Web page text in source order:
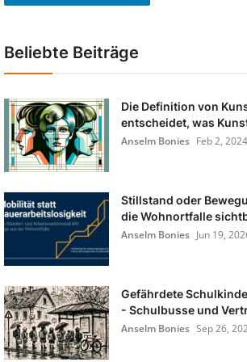
Beliebte Beiträge
Die Definition von
entscheidet, was
Anselm Bonies Feb 2, 2024
Stillstand oder
die Wohnortfalle
Anselm Bonies Jun 19,
Gefährdete
- Schulbusse und
Anselm Bonies Sep 26,